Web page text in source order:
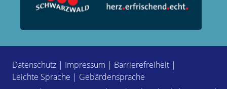
Datenschutz | Impressum | Barrierefreiheit |
Leichte Sprache | Gebärdensprache